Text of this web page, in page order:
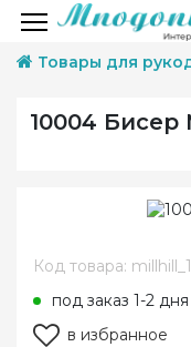
Товары для
10004 Бисер
Код товара:
под заказ 1-2 дня
в избранное